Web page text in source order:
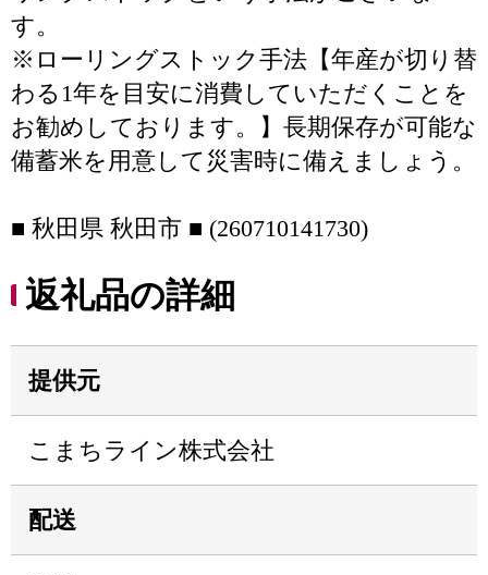
す。
※ローリングストック手法【年産が切り替
わる1年を目安に消費していただくことを
お勧めしております。】長期保存が可能な
備蓄米を用意して災害時に備えましょう。
■ 秋田県 秋田市 ■ (260710141730)
返礼品の詳細
提供元
こまちライン株式会社
配送